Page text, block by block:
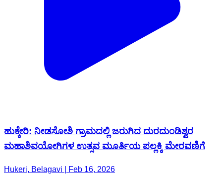
ಹುಕ್ಕೇರಿ: ನೀಡಸೋಶಿ ಗ್ರಾಮದಲ್ಲಿ ಜರುಗಿದ ದುರದುಂಡಿಶ್ವರ
ಮಹಾಶಿವಯೋಗಿಗಳ ಉತ್ಸವ ಮೂರ್ತಿಯ ಪಲ್ಲಕ್ಕಿ ಮೇರವಣಿಗೆ
Hukeri, Belagavi | Feb 16, 2026